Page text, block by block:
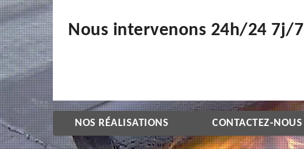
Nous intervenons 24h/24 7j/7
NOS RÉALISATIONS CONTACTEZ-NOUS